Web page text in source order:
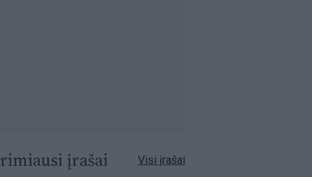
įrašai Visi įrašai